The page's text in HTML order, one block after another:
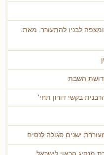
לבניו להתעורר. מאת:
השבת
בקשי דורון תחי'
ישנים סגולה לנסים